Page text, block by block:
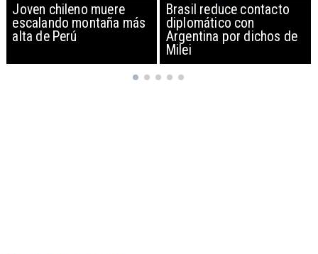
Brasil reduce contacto
diplomático con
Argentina por dichos de
China restringe
exportación de drones a
EEUU y sanciona
empresas